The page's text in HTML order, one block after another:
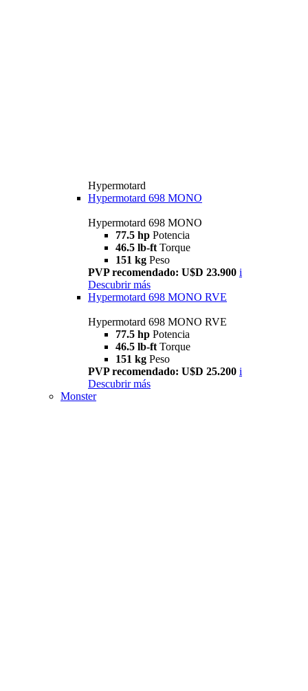
Hypermotard
Hypermotard 698 MONO
Hypermotard 698 MONO
77.5 hp Potencia
46.5 lb-ft Torque
151 kg Peso
PVP recomendado: U$D 23.900 i
Descubrir más
Hypermotard 698 MONO RVE
Hypermotard 698 MONO RVE
77.5 hp Potencia
46.5 lb-ft Torque
151 kg Peso
PVP recomendado: U$D 25.200 i
Descubrir más
Monster